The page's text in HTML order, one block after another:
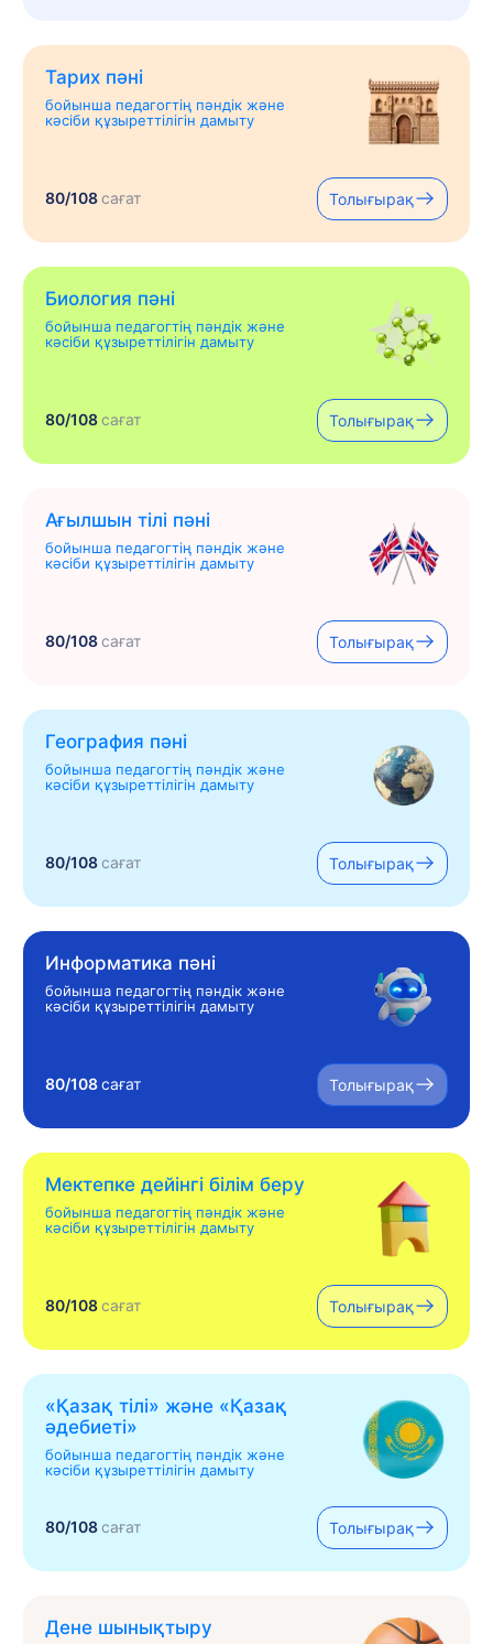
Тарих пәні
бойынша педагогтің пәндік және
кәсіби құзыреттілігін дамыту
80/108сағат Толығырақ
Биология пәні
бойынша педагогтің пәндік және
кәсіби құзыреттілігін дамыту
80/108сағат Толығырақ
Ағылшын тілі пәні
бойынша педагогтің пәндік және
кәсіби құзыреттілігін дамыту
80/108сағат Толығырақ
География пәні
бойынша педагогтің пәндік және
кәсіби құзыреттілігін дамыту
80/108сағат Толығырақ
Информатика пәні
бойынша педагогтің пәндік және
кәсіби құзыреттілігін дамыту
80/108сағат Толығырақ
Мектепке дейінгі білім беру
бойынша педагогтің пәндік және
кәсіби құзыреттілігін дамыту
80/108сағат Толығырақ
«Қазақ тілі» жəне «Қазақ
əдебиеті»
бойынша педагогтің пәндік және
кәсіби құзыреттілігін дамыту
80/108сағат Толығырақ
Дене шынықтыру